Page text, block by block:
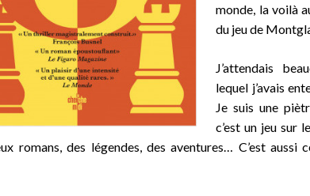
monde, la voilà
du jeu de
J’attendais
lequel j’avais
Je suis une
c’est un jeu sur
romans, des légendes, des aventures… C’est